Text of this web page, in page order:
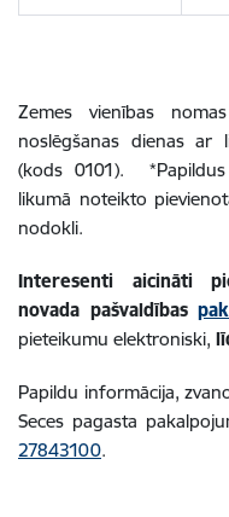
Zemes vienības
noslēgšanas dienas ar
(kods 0101).
likumā noteikto
nodokli.
Interesenti aicināti
novada pašvaldības
pieteikumu elektroniski,
Papildu informācija,
Seces pagasta
27843100.